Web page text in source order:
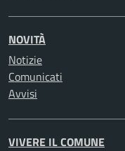
NOVITÀ
Notizie
Comunicati
Avvisi
VIVERE IL COMUNE